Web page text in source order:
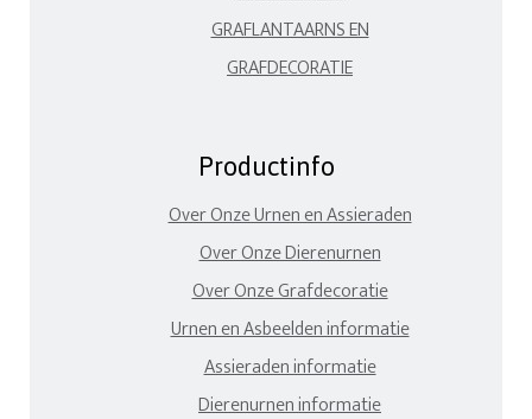
GRAFLANTAARNS EN
GRAFDECORATIE
Productinfo
Over Onze Urnen en Assieraden
Over Onze Dierenurnen
Over Onze Grafdecoratie
Urnen en Asbeelden informatie
Assieraden informatie
Dierenurnen informatie